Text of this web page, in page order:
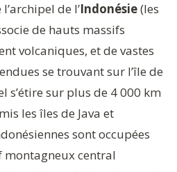
de l’Indonésie(les
de hauts massifs
volcaniques, et de vastes
se trouvant sur l’île de
s’étire sur plus de 4 000 km
les îles de Java et
sont occupées
central